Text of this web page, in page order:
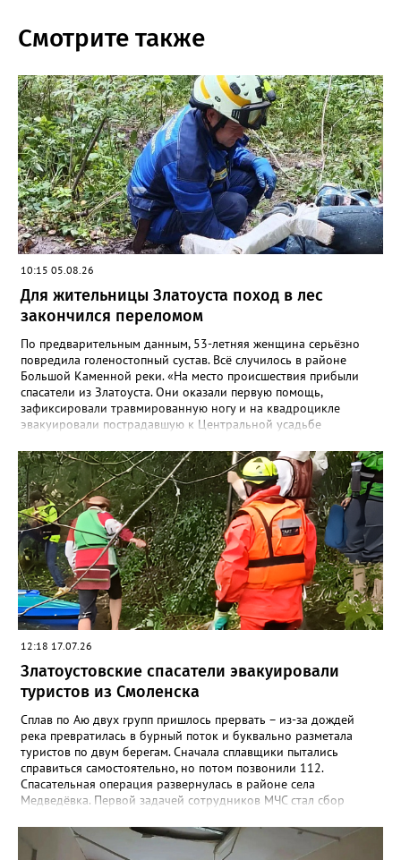
Смотрите также
10:15 05.08.26
Для жительницы Златоуста поход в лес
закончился переломом
По предварительным данным, 53-летняя женщина серьёзно
повредила голеностопный сустав. Всё случилось в районе
Большой Каменной реки. «На место происшествия прибыли
спасатели из Златоуста. Они оказали первую помощь,
зафиксировали травмированную ногу и на квадроцикле
эвакуировали пострадавшую к Центральной усадьбе
помощи», - сообщили в областной поисково-спасательной
службе. Сотрудники МЧС вновь напомнили: поход в лес и в
горы требует серьёзной подготовки и правильно
подобранного снаряжения. Например, не стоит надевать обувь
с гладкой подошвой, тем более что сейчас тропы Таганая
мокрые и грязные после недавних обильных дождей.
12:18 17.07.26
Златоустовские спасатели эвакуировали
туристов из Смоленска
Сплав по Аю двух групп пришлось прервать – из-за дождей
река превратилась в бурный поток и буквально разметала
туристов по двум берегам. Сначала сплавщики пытались
справиться самостоятельно, но потом позвонили 112.
Спасательная операция развернулась в районе села
Медведёвка. Первой задачей сотрудников МЧС стал сбор
лет, в одном месте. Троих отбившихся от своих подростков
удалось найти и переправить уже глубокой ночью. Работа на